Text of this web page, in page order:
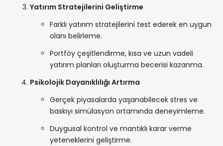
Yatırım Stratejilerini Geliştirme
Farklı yatırım stratejilerini test ederek en uygun
olanı belirleme.
Portföy çeşitlendirme, kısa ve uzun vadeli
yatırım planları oluşturma becerisi kazanma.
Psikolojik Dayanıklılığı Artırma
Gerçek piyasalarda yaşanabilecek stres ve
baskıyı simülasyon ortamında deneyimleme.
Duygusal kontrol ve mantıklı karar verme
yeteneklerini geliştirme.